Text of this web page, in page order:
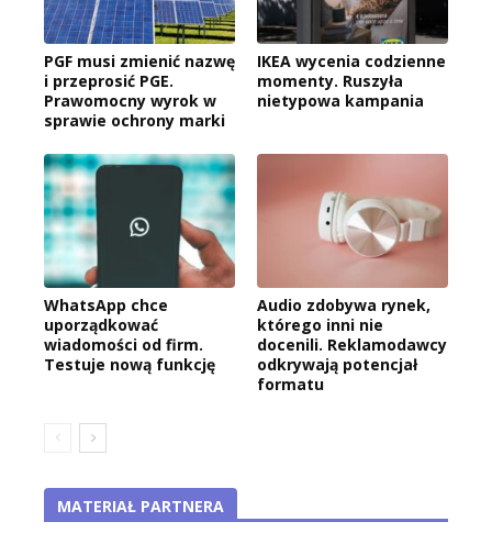
PGF musi zmienić nazwę
i przeprosić PGE.
Prawomocny wyrok w
sprawie ochrony marki
IKEA wycenia codzienne
momenty. Ruszyła
nietypowa kampania
WhatsApp chce
uporządkować
wiadomości od firm.
Testuje nową funkcję
Audio zdobywa rynek,
którego inni nie
docenili. Reklamodawcy
odkrywają potencjał
formatu
MATERIAŁ PARTNERA